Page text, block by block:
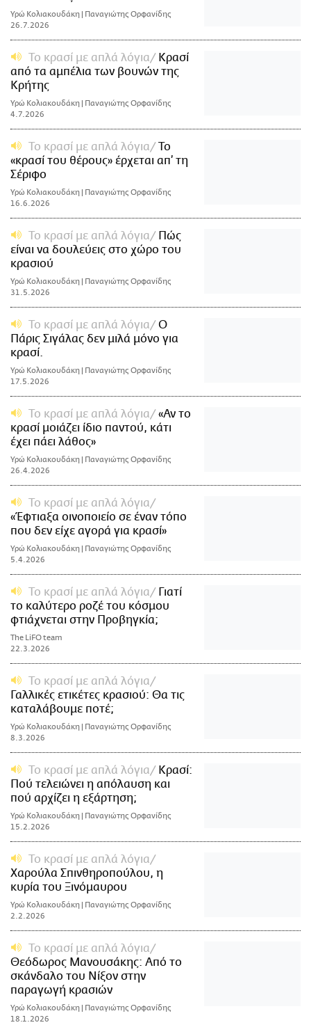
Υρώ Κολιακουδάκη | Παναγιώτης Ορφανίδης
26.7.2026
Το κρασί με απλά λόγια
Κρασί
από τα αμπέλια των βουνών της
Κρήτης
Υρώ Κολιακουδάκη | Παναγιώτης Ορφανίδης
4.7.2026
Το κρασί με απλά λόγια
Το
«κρασί του θέρους» έρχεται απ’ τη
Σέριφο
Υρώ Κολιακουδάκη | Παναγιώτης Ορφανίδης
16.6.2026
Το κρασί με απλά λόγια
Πώς
είναι να δουλεύεις στο χώρο του
κρασιού
Υρώ Κολιακουδάκη | Παναγιώτης Ορφανίδης
31.5.2026
Το κρασί με απλά λόγια
Ο
Πάρις Σιγάλας δεν μιλά μόνο για
κρασί.
Υρώ Κολιακουδάκη | Παναγιώτης Ορφανίδης
17.5.2026
Το κρασί με απλά λόγια
«Αν το
κρασί μοιάζει ίδιο παντού, κάτι
έχει πάει λάθος»
Υρώ Κολιακουδάκη | Παναγιώτης Ορφανίδης
26.4.2026
Το κρασί με απλά λόγια
«Έφτιαξα οινοποιείο σε έναν τόπο
που δεν είχε αγορά για κρασί»
Υρώ Κολιακουδάκη | Παναγιώτης Ορφανίδης
5.4.2026
Το κρασί με απλά λόγια
Γιατί
το καλύτερο ροζέ του κόσμου
φτιάχνεται στην Προβηγκία;
The LiFO team
22.3.2026
Το κρασί με απλά λόγια
Γαλλικές ετικέτες κρασιού: Θα τις
καταλάβουμε ποτέ;
Υρώ Κολιακουδάκη | Παναγιώτης Ορφανίδης
8.3.2026
Το κρασί με απλά λόγια
Κρασί:
Πού τελειώνει η απόλαυση και
πού αρχίζει η εξάρτηση;
Υρώ Κολιακουδάκη | Παναγιώτης Ορφανίδης
15.2.2026
Το κρασί με απλά λόγια
Χαρούλα Σπινθηροπούλου, η
κυρία του Ξινόμαυρου
Υρώ Κολιακουδάκη | Παναγιώτης Ορφανίδης
2.2.2026
Το κρασί με απλά λόγια
Θεόδωρος Μανουσάκης: Από το
σκάνδαλο του Νίξον στην
παραγωγή κρασιών
Υρώ Κολιακουδάκη | Παναγιώτης Ορφανίδης
18.1.2026